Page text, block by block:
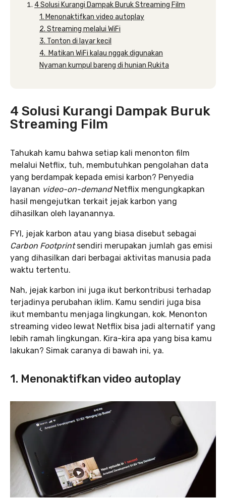
4 Solusi Kurangi Dampak Buruk Streaming Film
1. Menonaktifkan video autoplay
2. Streaming melalui WiFi
3. Tonton di layar kecil
4. Matikan WiFi kalau nggak digunakan
Nyaman kumpul bareng di hunian Rukita
4 Solusi Kurangi Dampak Buruk
Streaming Film
Tahukah kamu bahwa setiap kali menonton film
melalui Netflix, tuh, membutuhkan pengolahan data
yang berdampak kepada emisi karbon? Penyedia
layanan video-on-demandNetflix mengungkapkan
hasil mengejutkan terkait jejak karbon yang
dihasilkan oleh layanannya.
FYI, jejak karbon atau yang biasa disebut sebagai
Carbon Footprintsendiri merupakan jumlah gas emisi
yang dihasilkan dari berbagai aktivitas manusia pada
waktu tertentu.
Nah, jejak karbon ini juga ikut berkontribusi terhadap
terjadinya perubahan iklim. Kamu sendiri juga bisa
ikut membantu menjaga lingkungan, kok. Menonton
streaming video lewat Netflix bisa jadi alternatif yang
lebih ramah lingkungan. Kira-kira apa yang bisa kamu
lakukan? Simak caranya di bawah ini, ya.
1. Menonaktifkan video autoplay